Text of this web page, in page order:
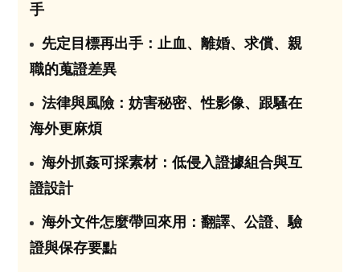
手
先定目標再出手：止血、離婚、求償、親
職的蒐證差異
法律與風險：妨害秘密、性影像、跟騷在
海外更麻煩
海外抓姦可採素材：低侵入證據組合與互
證設計
海外文件怎麼帶回來用：翻譯、公證、驗
證與保存要點